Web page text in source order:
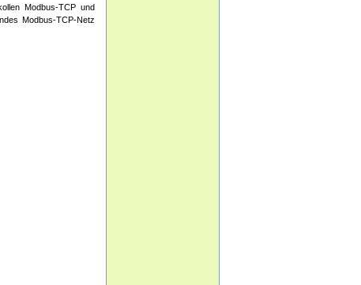
Modbus-TCP und
Modbus-TCP-Netz